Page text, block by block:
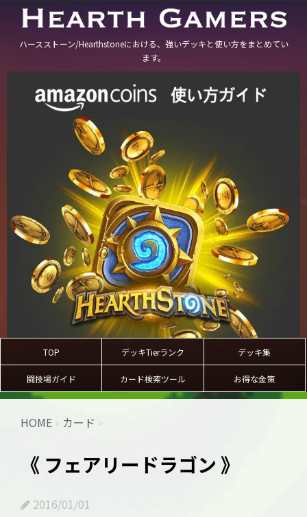
ハースストーン/Hearthstoneにおける、強いデッキと使い方をまとめてい
ます。
TOP デッキTierランク デッキ集
闘技場ガイド カード検索ツール お得な金策
HOME > カード >
《 フェアリードラゴン 》
2016/01/01